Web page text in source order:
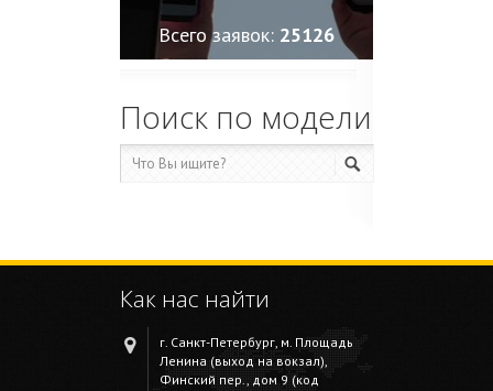
Всего заявок: 25130
Поиск по модели
Как нас найти
г. Санкт-Петербург, м. Площадь
Ленина (выход на вокзал),
Финский пер., дом 9 (код